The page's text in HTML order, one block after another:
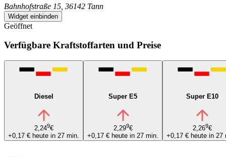
Bahnhofstraße 15, 36142 Tann
Widget einbinden
Geöffnet
Verfügbare Kraftstoffarten und Preise
Diesel
2,249€
+0,17 € heute in 27 min.
Super E5
2,299€
+0,17 € heute in 27 min.
Super E10
2,269€
+0,17 € heute in 27